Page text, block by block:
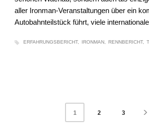
aller Ironman-Veranstaltungen über ein
Autobahnteilstück führt, viele
ERFAHRUNGSBERICHT IRONMAN RENNBERICHT
1 2 3